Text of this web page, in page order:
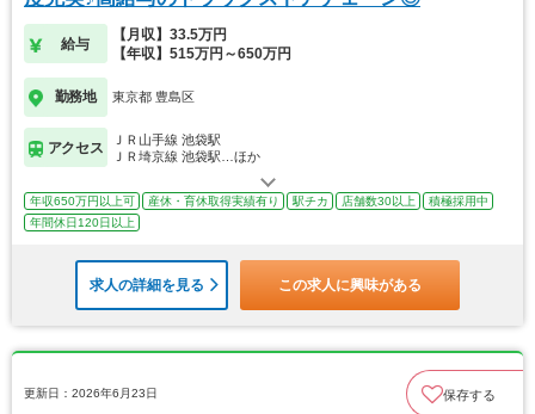
給与
【月収】33.5万円
【年収】515万円～650万円
勤務地 東京都 豊島区
アクセス
ＪＲ山手線 池袋駅
ＪＲ埼京線 池袋駅…ほか
年収650万円以上可 産休・育休取得実績有り 駅チカ 店舗数30以上
積極採用中
年間休日120日以上
求人の詳細を見る この求人に興味がある
更新日：2026年6月23日 保存する